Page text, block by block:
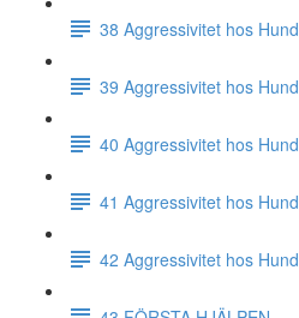
38 Aggressivitet hos Hund
39 Aggressivitet hos Hund
40 Aggressivitet hos Hund
41 Aggressivitet hos Hund
42 Aggressivitet hos Hund